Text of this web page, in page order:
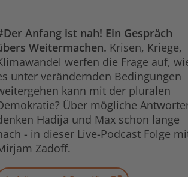
Anfang ist nah! Ein Gespräch
Weitermachen. Krisen, Kriege,
werfen die Frage auf,
unter verändernden Bedingungen
kann mit der pluralen
Über mögliche
Hadija und Max schon lange
- in dieser Live-Podcast Folge
Zadoff.